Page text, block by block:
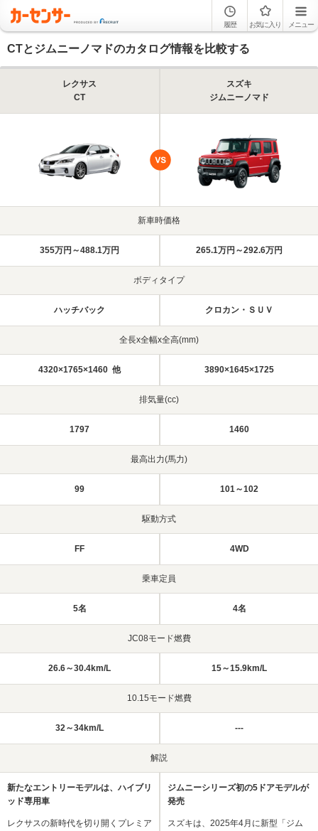
履歴 お気に入り メニュー
CTとジムニーノマドのカタログ情報を比較する
レクサス
CT
スズキ
ジムニーノマド
新車時価格
355万円～488.1万円 265.1万円～292.6万円
ボディタイプ
ハッチバック クロカン・ＳＵＶ
全長x全幅x全高(mm)
4320×1765×1460 他 3890×1645×1725
排気量(cc)
1797 1460
最高出力(馬力)
99 101～102
駆動方式
FF 4WD
乗車定員
5名 4名
JC08モード燃費
26.6～30.4km/L 15～15.9km/L
10.15モード燃費
32～34km/L ---
解説
新たなエントリーモデルは、ハイブリ
ッド専用車
レクサスの新時代を切り開くプレミア
ジムニーシリーズ初の5ドアモデルが
発売
スズキは、2025年4月に新型「ジム